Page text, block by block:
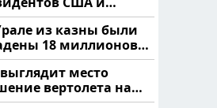
Европа?
из казны были
18 миллионов
место
вертолета на
смотреть